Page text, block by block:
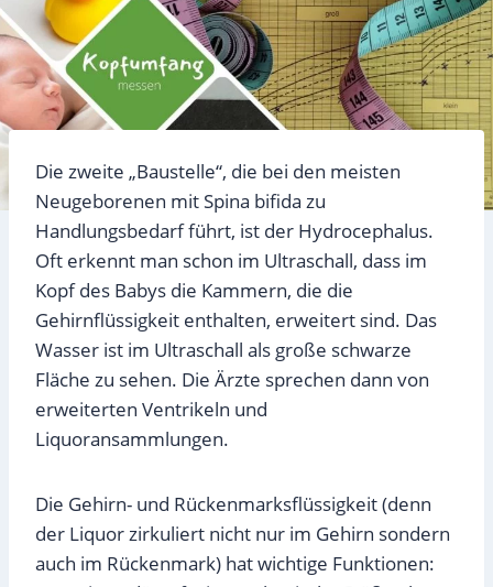
Die zweite „Baustelle“, die bei den meisten
Neugeborenen mit Spina bifida zu
Handlungsbedarf führt, ist der Hydrocephalus.
Oft erkennt man schon im Ultraschall, dass im
Kopf des Babys die Kammern, die die
Gehirnflüssigkeit enthalten, erweitert sind. Das
Wasser ist im Ultraschall als große schwarze
Fläche zu sehen. Die Ärzte sprechen dann von
erweiterten Ventrikeln und
Liquoransammlungen.
Die Gehirn- und Rückenmarksflüssigkeit (denn
der Liquor zirkuliert nicht nur im Gehirn sondern
auch im Rückenmark) hat wichtige Funktionen: